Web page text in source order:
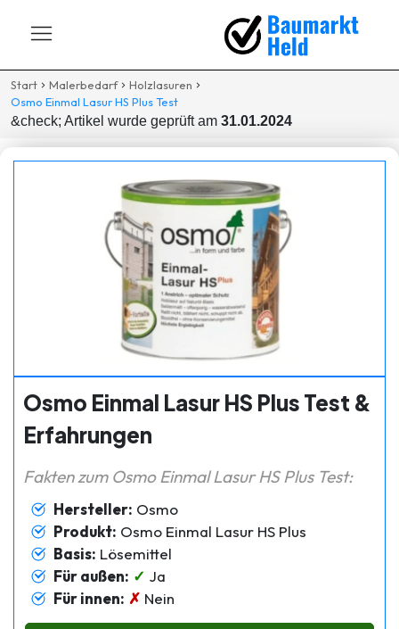
Start Malerbedarf
Holzlasuren
Osmo Einmal Lasur HS Plus Test
&check; Artikel wurde geprüft am 31.01.2024
Osmo Einmal Lasur HS Plus Test &
Erfahrungen
Fakten zum Osmo Einmal Lasur HS Plus Test:
Hersteller: Osmo
Produkt: Osmo Einmal Lasur HS Plus
Basis: Lösemittel
Für außen: ✓ Ja
Für innen: ✗ Nein